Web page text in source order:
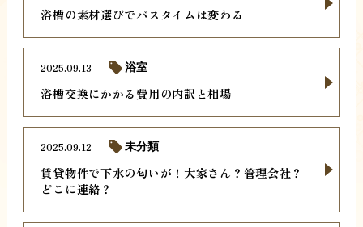
浴槽の素材選びでバスタイムは変わる
浴槽交換にかかる費用の内訳と相場
2025.09.13 浴室
賃貸物件で下水の匂いが！大家さん？管理会社？
どこに連絡？
2025.09.12 未分類